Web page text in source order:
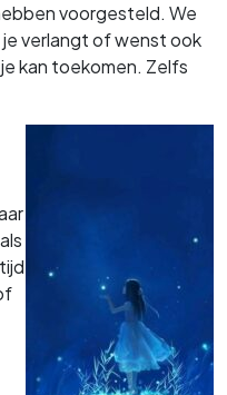
voorgesteld. We
verlangt of wenst ook
kan toekomen. Zelfs